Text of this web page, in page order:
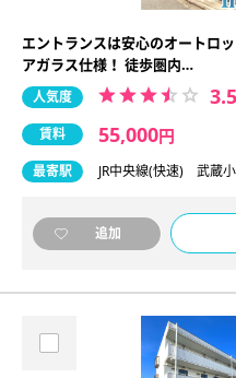
エントランスは安心のオートロ
アガラス仕様！ 徒歩圏内…
人気度 3.5
賃料 55,000円
最寄駅 JR中央線(快速) 武
追加